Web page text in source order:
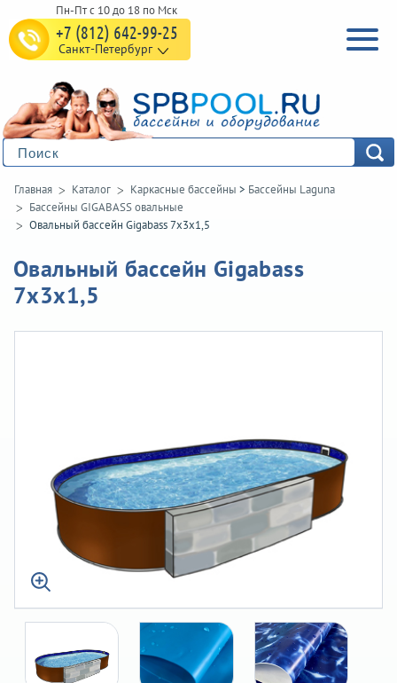
+7 (812) 642-99-25
Санкт-Петербург
Главная Каталог Каркасные бассейны > Бассейны Laguna
Бассейны GIGABASS овальные
Овальный бассейн Gigabass 7х3х1,5
Овальный бассейн Gigabass
7х3х1,5